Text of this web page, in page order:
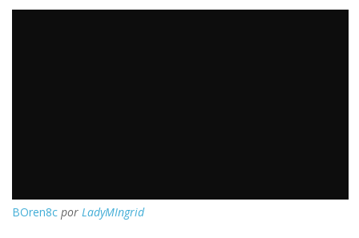
BOren8c por LadyMIngrid